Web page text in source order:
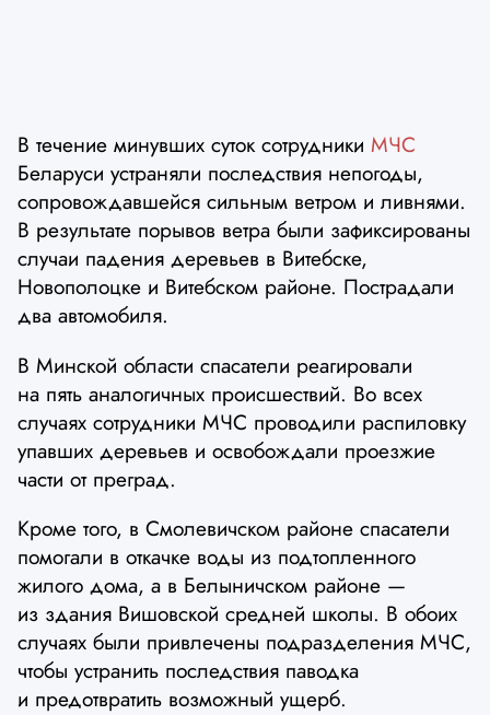
В течение минувших суток сотрудники МЧС
Беларуси устраняли последствия непогоды,
сопровождавшейся сильным ветром и ливнями.
В результате порывов ветра были зафиксированы
случаи падения деревьев в Витебске,
Новополоцке и Витебском районе. Пострадали
два автомобиля.
В Минской области спасатели реагировали
на пять аналогичных происшествий. Во всех
случаях сотрудники МЧС проводили распиловку
упавших деревьев и освобождали проезжие
части от преград.
Кроме того, в Смолевичском районе спасатели
помогали в откачке воды из подтопленного
жилого дома, а в Белыничском районе —
из здания Вишовской средней школы. В обоих
случаях были привлечены подразделения МЧС,
чтобы устранить последствия паводка
и предотвратить возможный ущерб.